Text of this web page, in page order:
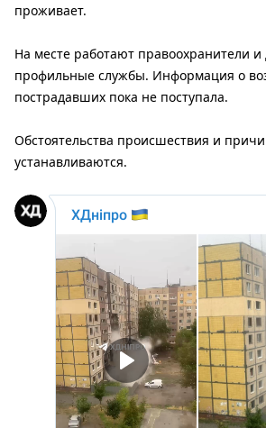
проживает.
На месте работают правоохранители и
профильные службы. Информация о
пострадавших пока не поступала.
Обстоятельства происшествия и
устанавливаются.